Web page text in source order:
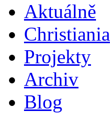
Aktuálně
Christiania
Projekty
Archiv
Blog